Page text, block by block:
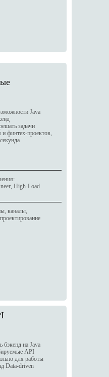
бэкенд на Java
API
для работы
Data-driven
Java
задачи
финтех-проектов,
High-Load
каналы,